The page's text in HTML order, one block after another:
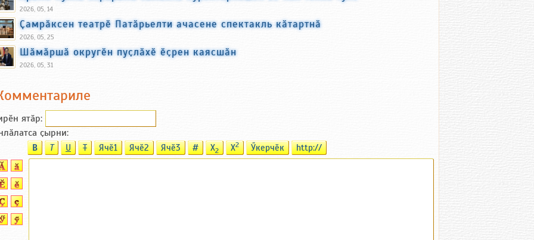
2026, 05, 14
Ҫамрӑксен театрӗ Патӑрьелти ачасене спектакль кӑтартнӑ
2026, 05, 25
Шӑмӑршӑ округӗн пуҫлӑхӗ ӗҫрен каясшӑн
2026, 05, 31
ятӑp:
ҫырни:
B T U T Ячӗ1 Ячӗ2 Ячӗ3 # X2 X2 Ӳкерчӗк http://